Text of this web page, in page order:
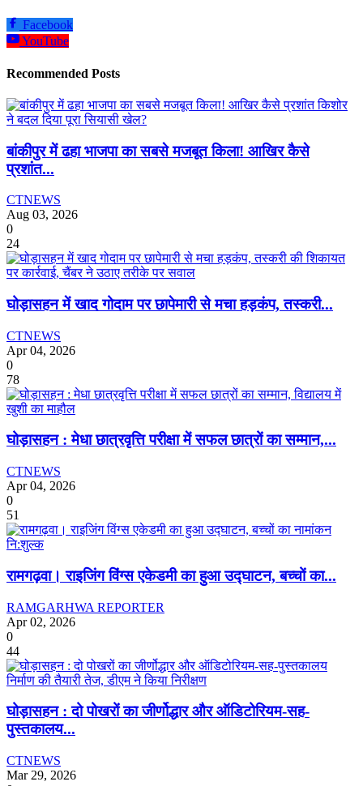
Facebook
YouTube
Recommended Posts
बांकीपुर में ढहा भाजपा का सबसे मजबूत किला! आखिर कैसे
प्रशांत...
CTNEWS
Aug 03, 2026
0
24
घोड़ासहन में खाद गोदाम पर छापेमारी से मचा हड़कंप, तस्करी...
CTNEWS
Apr 04, 2026
0
78
घोड़ासहन : मेधा छात्रवृत्ति परीक्षा में सफल छात्रों का सम्मान,...
CTNEWS
Apr 04, 2026
0
51
रामगढ़वा। राइजिंग विंग्स एकेडमी का हुआ उद्घाटन, बच्चों का...
RAMGARHWA REPORTER
Apr 02, 2026
0
44
घोड़ासहन : दो पोखरों का जीर्णोद्धार और ऑडिटोरियम-सह-
पुस्तकालय...
CTNEWS
Mar 29, 2026